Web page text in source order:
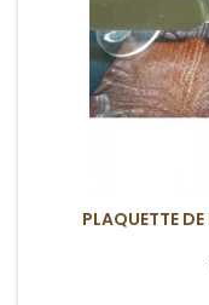
PLAQUETTE